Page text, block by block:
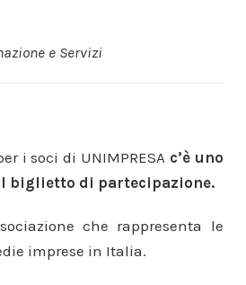
e Servizi
i soci di UNIMPRESA c’è uno
biglietto di partecipazione.
che rappresenta le
imprese in Italia.